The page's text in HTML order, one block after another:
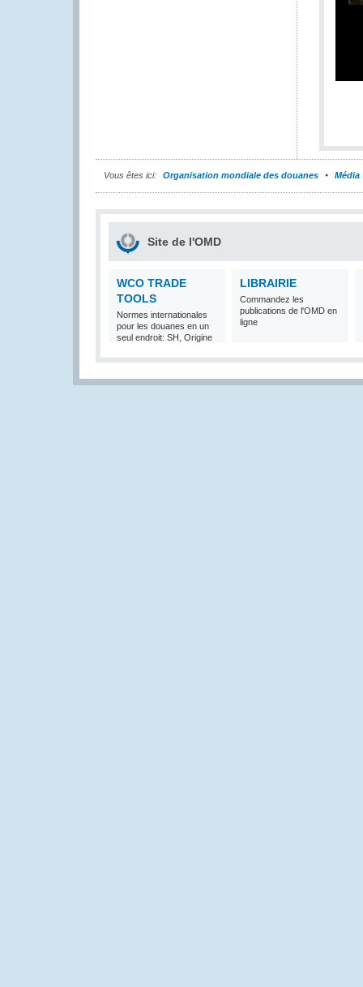
Vous êtes ici: Organisation mondiale des douanes Média
Site de l'OMD
WCO TRADE
TOOLS
Normes internationales
pour les douanes en un
seul endroit: SH, Origine
LIBRAIRIE
Commandez les
publications de l'OMD en
ligne